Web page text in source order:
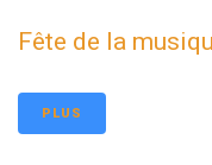
Fête de la
PLUS